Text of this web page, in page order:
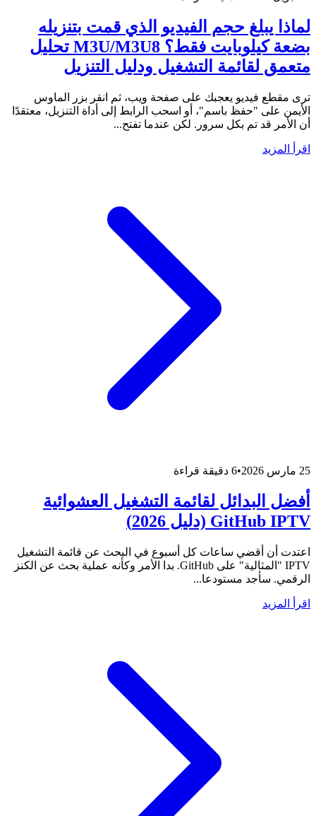
لماذا يبلغ حجم الفيديو الذي قمت بتنزيله
بضعة كيلوبايت فقط؟ M3U/M3U8 تحليل
متعمق لقائمة التشغيل ودليل التنزيل
ترى مقطع فيديو يعجبك على صفحة ويب، ثم انقر بزر الماوس
الأيمن على "حفظ باسم"، أو اسحب الرابط إلى أداة التنزيل، معتقدًا
أن الأمر قد تم بكل سرور. لكن عندما تفتح...
اقرأ المزيد
25 مارس 2026 •6 دقيقة قراءة
أفضل البدائل لقائمة التشغيل العشوائية
GitHub IPTV (دليل 2026)
اعتدت أن أقضي ساعات كل أسبوع في البحث عن قائمة التشغيل
IPTV "المثالية" على GitHub. بدا الأمر وكأنه عملية بحث عن الكنز
الرقمي. سأجد مستودعا...
اقرأ المزيد